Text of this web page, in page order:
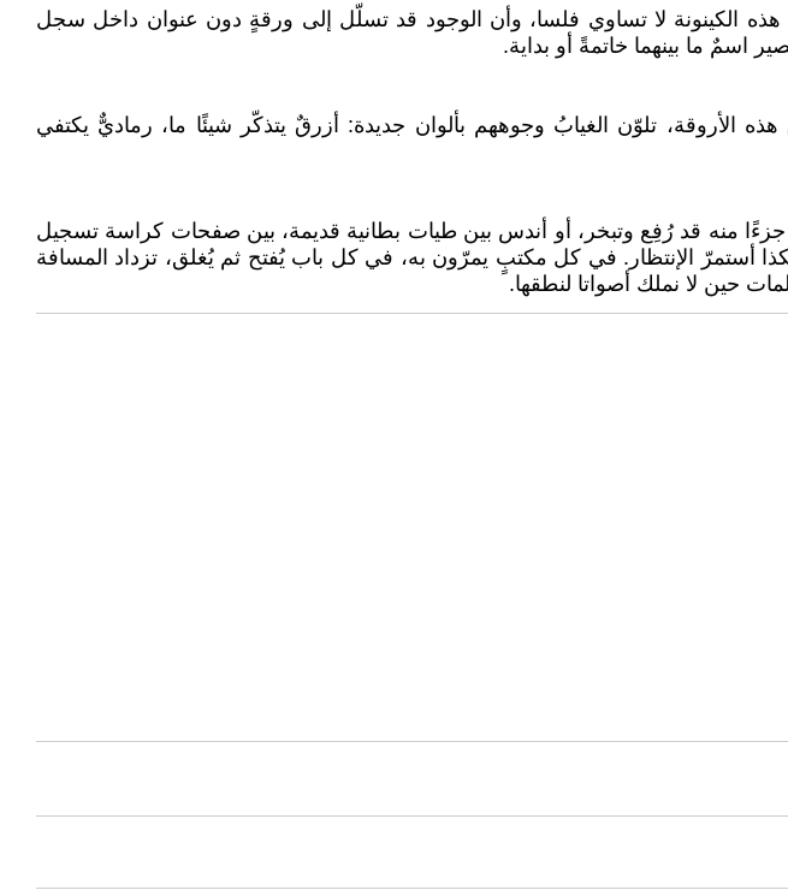
الكينونة لا تساوي فلسا، وأن الوجود قد تسلّل إلى ورقةٍ دون عنوان داخل سجل
اسمٌ ما بينهما خاتمةً أو بداية.
الأروقة، تلوّن الغيابُ وجوههم بألوان جديدة: أزرقٌ يتذكّر شيئًا ما، رماديٌّ يكتفي
منه قد رُفِع وتبخر، أو أندس بين طيات بطانية قديمة، بين صفحات كراسة تسجيل
الإنتظار. في كل مكتبٍ يمرّون به، في كل باب يُفتح ثم يُغلق، تزداد المسافة
حين لا نملك أصواتا لنطقها.